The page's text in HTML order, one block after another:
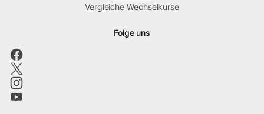
Vergleiche Wechselkurse
Folge uns